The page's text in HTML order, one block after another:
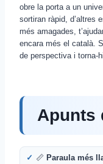
obre la porta a un
sortiran ràpid, d’altres
més amagades,
encara més el català.
de perspectiva i torna-
Apunts
📏 Paraula més